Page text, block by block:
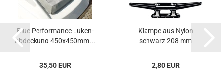
Blue Per­for­mance Lu­ken­
ab­de­ckung 450x450mm...
35,50 EUR
Klam­pe aus Nylon
schwarz 208 mm
2,80 EUR